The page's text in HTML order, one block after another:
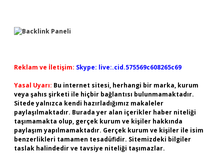
Reklam ve İletişim: Skype: live:.cid.575569c608265c69
Yasal Uyarı: Bu internet sitesi, herhangi bir marka, kurum
veya şahıs şirketi ile hiçbir bağlantısı bulunmamaktadır.
Sitede yalnızca kendi hazırladığımız makaleler
paylaşılmaktadır. Burada yer alan içerikler haber niteliği
taşımamakta olup, gerçek kurum ve kişiler hakkında
paylaşım yapılmamaktadır. Gerçek kurum ve kişiler ile isim
benzerlikleri tamamen tesadüfidir. Sitemizdeki bilgiler
taslak halindedir ve tavsiye niteliği taşımazlar.